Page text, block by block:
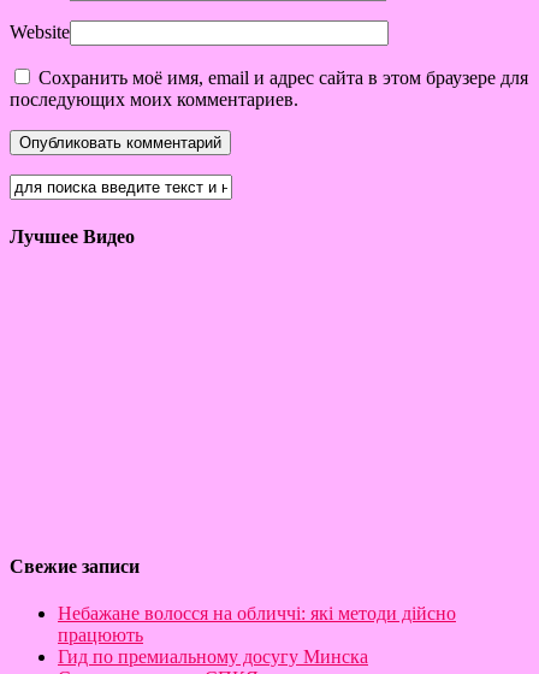
Website
Сохранить моё имя, email и адрес сайта в этом браузере для
последующих моих комментариев.
Лучшее Видео
Свежие записи
Небажане волосся на обличчі: які методи дійсно
працюють
Гид по премиальному досугу Минска